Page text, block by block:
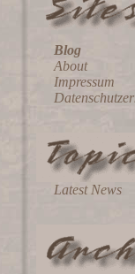
Blog
About
Impressum
Latest News